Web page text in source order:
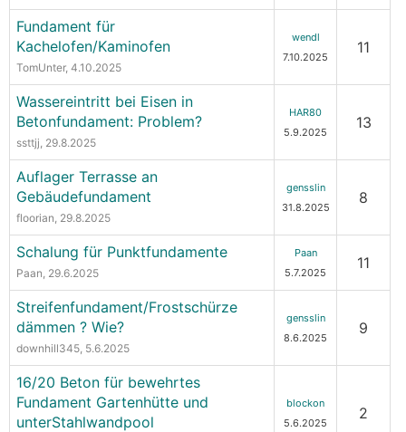
Fundament für
Kachelofen/Kaminofen
TomUnter, 4.10.2025
wendl
7.10.2025
11
Wassereintritt bei Eisen in
Betonfundament: Problem?
ssttjj, 29.8.2025
HAR80
5.9.2025
13
Auflager Terrasse an
Gebäudefundament
floorian, 29.8.2025
gensslin
31.8.2025
8
Schalung für Punktfundamente
Paan, 29.6.2025
Paan
5.7.2025
11
Streifenfundament/Frostschürze
dämmen ? Wie?
downhill345, 5.6.2025
gensslin
8.6.2025
9
16/20 Beton für bewehrtes
Fundament Gartenhütte und
unterStahlwandpool
blockon
5.6.2025
2